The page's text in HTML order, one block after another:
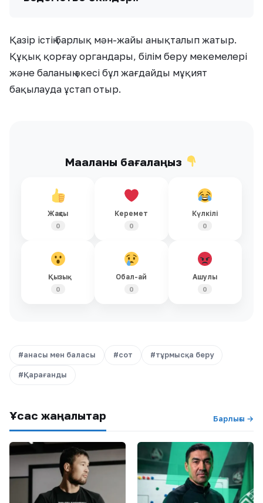
Қазір істің барлық мән-жайы анықталып жатыр.
Құқық қорғау органдары, білім беру мекемелері
және баланың әкесі бұл жағдайды мұқият
бақылауда ұстап отыр.
Мақаланы бағалаңыз
Жақсы
0
Керемет
0
Күлкілі
0
Қызық
0
Обал-ай
0
Ашулы
0
#анасы мен баласы #сот #тұрмысқа беру
#Қарағанды
Ұқсас жаңалықтар Барлығы →